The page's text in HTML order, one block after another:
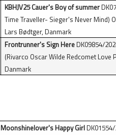
KBHJV25 Cauer's Boy of summer
Time Traveller- Sieger's Never Mind)
Lars Bødtger, Danmark
Frontrunner's Sign HereDK09854/
(Rivarco Oscar Wilde Redcomet Love
Danmark
Moonshinelover's Happy Girl